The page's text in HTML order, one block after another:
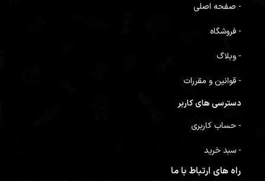
- صفحه اصلی
- فروشگاه
- وبلاگ
- قوانین و مقررات
دسترسی های کاربر
- حساب کاربری
- سبد خرید
راه های ارتباط با ما